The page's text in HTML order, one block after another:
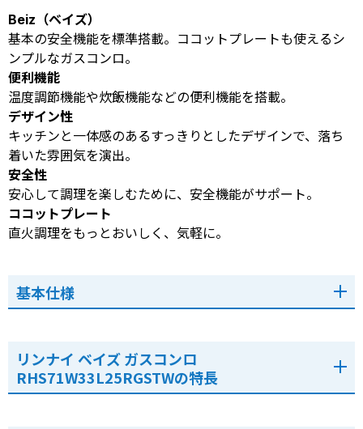
Beiz（ベイズ）
基本の安全機能を標準搭載。ココットプレートも使えるシ
ンプルなガスコンロ。
便利機能
温度調節機能や炊飯機能などの便利機能を搭載。
デザイン性
キッチンと一体感のあるすっきりとしたデザインで、落ち
着いた雰囲気を演出。
安全性
安心して調理を楽しむために、安全機能がサポート。
ココットプレート
直火調理をもっとおいしく、気軽に。
基本仕様
リンナイ ベイズ ガスコンロ
RHS71W33L25RGSTWの特長